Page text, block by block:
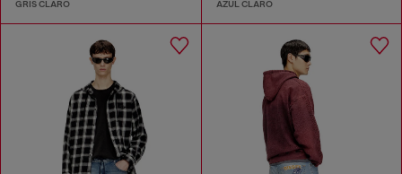
GRIS CLARO AZUL CLARO